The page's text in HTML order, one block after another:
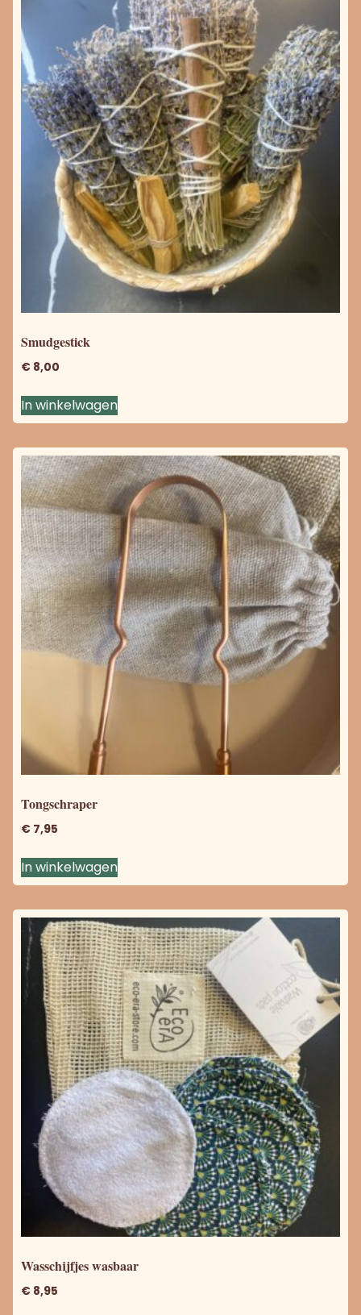
Smudgestick
€ 8,00
In winkelwagen
Tongschraper
€ 7,95
In winkelwagen
Wasschijfjes wasbaar
€ 8,95